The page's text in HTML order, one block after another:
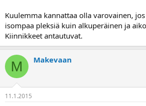
Kuulemma kannattaa olla varovainen,
isompaa pleksiä kuin alkuperäinen ja
Kiinnikkeet antautuvat.
M Makevaan
11.1.2015